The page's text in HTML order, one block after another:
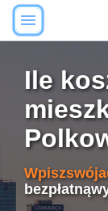
Ile
Wpiszswój
bezpłatną